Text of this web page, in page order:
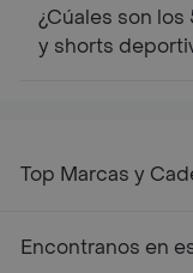
¿Cúales son
y shorts
Top Marcas y
Encontranos en